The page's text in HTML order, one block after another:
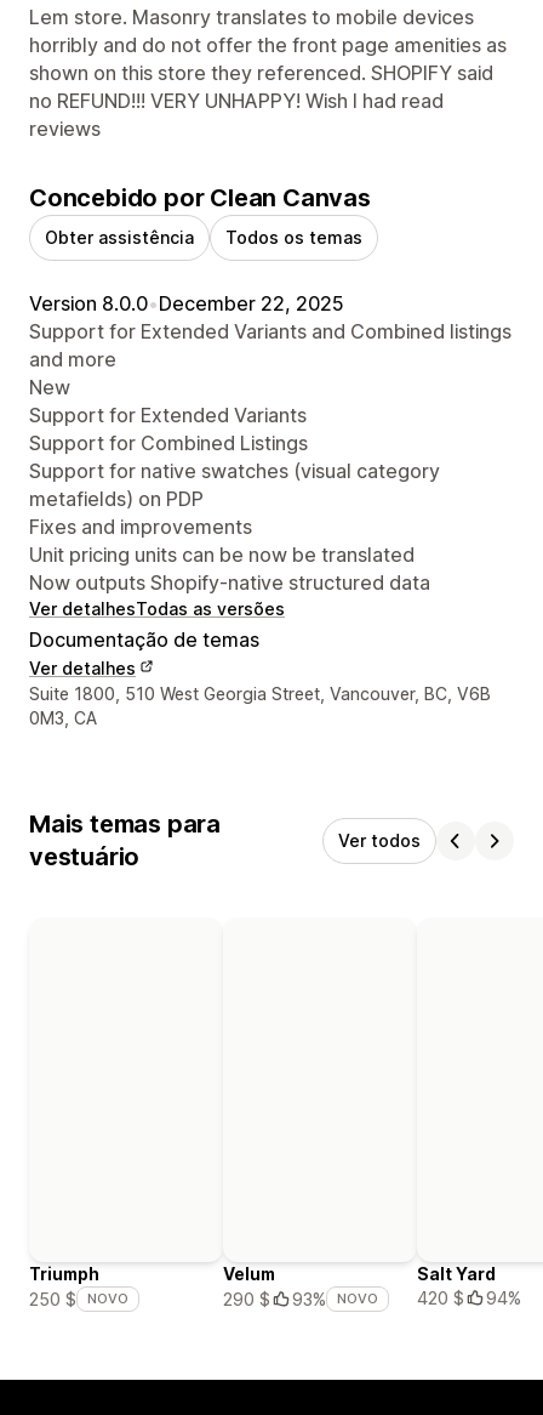
Lem store. Masonry translates to mobile devices
horribly and do not offer the front page amenities as
shown on this store they referenced. SHOPIFY said
no REFUND!!! VERY UNHAPPY! Wish I had read
reviews
Concebido por Clean Canvas
Obter assistência Todos os temas
Version 8.0.0•December 22, 2025
Support for Extended Variants and Combined listings
and more
New
Support for Extended Variants
Support for Combined Listings
Support for native swatches (visual category
metafields) on PDP
Fixes and improvements
Unit pricing units can be now be translated
Now outputs Shopify-native structured data
Ver detalhesTodas as versões
Documentação de temas
Ver detalhes
Detalhes de contacto do designer
Suite 1800, 510 West Georgia Street, Vancouver, BC, V6B
0M3, CA
Mais temas para
vestuário
Ver todos
Triumph
250 $
NOVO
Velum
290 $
93% NOVO
Salt Yard
420 $
94%